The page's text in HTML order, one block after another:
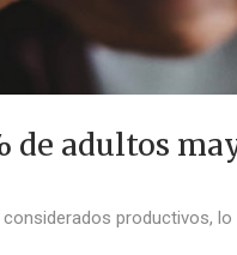
de adultos
productivos,